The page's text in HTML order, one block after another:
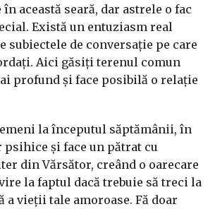
această seară, dar astrele o fac
Există un entuziasm real
subiectele de conversație pe care
Aici găsiți terenul comun
profund și face posibilă o relație
la începutul săptămânii, în
și face un pătrat cu
din Vărsător, creând o oarecare
la faptul dacă trebuie să treci la
a vieții tale amoroase. Fă doar